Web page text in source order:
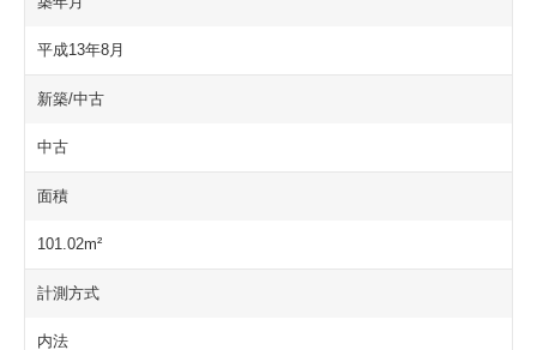
平成13年8月
新築/中古
中古
面積
101.02m²
計測方式
内法